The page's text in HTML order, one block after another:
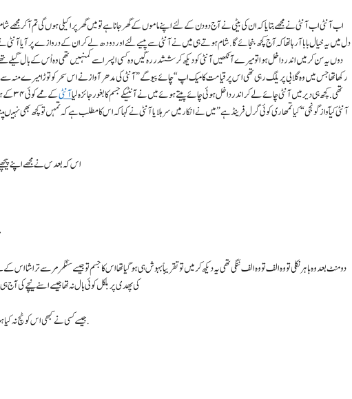
اب آنٹی اب آنٹی نے مجھےبتایا کہ ان کی بیٹی نے آج دو دن کے لئے اپنے ماموں کے گھر جانا ہے تو میں گھر پر اکیلی ہوں گی تم آ کرمجھے شام
دل میں یہ خیال با با آ رہا تھا کہ آج کچھ بنجائے گا . شام ہوتے ہی میں نے آنٹی سے پیسے لئے اور دودھ لے کر ان کے دروازے پر آیا
دوں یہ سن کر میں اندر داخل ہوا تو میرے آنکھیں آنٹی کو دیکھ کر ششدر رہ گیں وہ کسی اپسرا سے کمنہیں تھی وہ اُس کے بال گیلے
رکھا تھا جس میں وہ گلابی پریلگ رہی تھی اس پر قیامت کا میک اپ “چائے پیوگے” آنٹی کی مدھر آواز نے اس سحر کو توڑا میرے منہ
تھی . کچھ ہی دیر میں آنٹی چائے لےکر اندر داخل ہوئی چائے پیتے ہوئے میں نے آنٹیکے جسم کا بغور جائزہ لیاآنٹی
کے
آنٹی کیآواز گونجی “کیا تمھاری کوئی گرل فرینڈ ہے” میں نے انکار میں سر ہلایا آنٹی نے کہا کہ اس کا مطلب ہے کہ تمہں تو کچھ بھی
اس کہ بعد س نے مجھے اپنے
دو منٹ بعد وہ باہر نکلی تو وہ الف تو وہ الف ننگی تھی یہ دیکھ کر میں تو تقریباً بہوش ہی ہو گیا تھا اس کا جسم تو جیسے سنگمرمر سے
کی پھدی پر بلکل کوئی بال نہ تھا جیسے اسنے نیچے
جیسے کسی نے کبھی اس کو ٹچ نہ کیا ہو . گانڈ کے ابھار ایسے تھے جیسے دو پہاڑ آپس میں مل رہے ہوں .